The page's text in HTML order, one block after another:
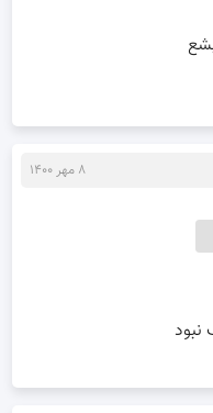
۸ مهر ۱۴۰۰
نبود